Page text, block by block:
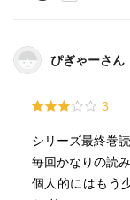
音無辰哉を連れ
にはお客さんの
で》第四巻p.196
音無辰哉の意中の
【紺野俊之／こ
郎のスタッフの
ぴぎゃーさん
3
シリーズ最終巻読
毎回かなりの読
個人的にはもう